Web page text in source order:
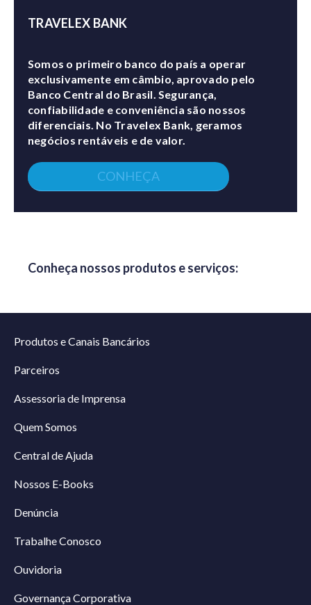
TRAVELEX BANK
Somos o primeiro banco do país a operar
exclusivamente em câmbio, aprovado pelo
Banco Central do Brasil. Segurança,
confiabilidade e conveniência são nossos
diferenciais. No Travelex Bank, geramos
negócios rentáveis e de valor.
CONHEÇA
Conheça nossos produtos e serviços:
Produtos e Canais Bancários
Parceiros
Assessoria de Imprensa
Quem Somos
Central de Ajuda
Nossos E-Books
Denúncia
Trabalhe Conosco
Ouvidoria
Governança Corporativa